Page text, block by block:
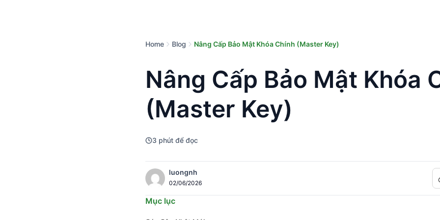
Home Blog Nâng Cấp Bảo Mật Khóa Chính (Master Key)
Nâng Cấp Bảo Mật Khóa
(Master Key)
3 phút để đọc
luongnh
02/06/2026
Mục lục